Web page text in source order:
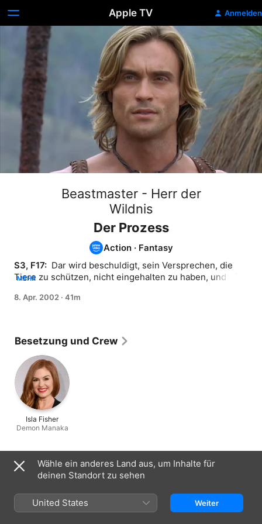
Apple TV Anmelden
Beastmaster - Herr der
Wildnis
Der Prozess
Action · Fantasy
S3, F17: Dar wird beschuldigt, sein Versprechen, die
Tiere zu schützen, nicht eingehalten zu haben, und wird
MEHR
8. Apr. 2002 · 41m
Besetzung und Crew
Isla Fisher
Demon Manaka
Erschienen
Dauer
41 Min.
Wähle ein anderes Land aus, um Inhalte für
deinen Standort zu sehen
United States Weiter